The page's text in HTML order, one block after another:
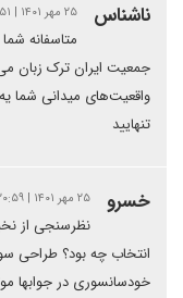
ناشناس ۲۵ مهر ۱۴۰۱ | ۲۰:۵۱
متاسفانه
جمعیت ایران ترک زبان می
واقعیت‌های میدانی شما
تنهایید
خسرو ۲۵ مهر ۱۴۰۱ | ۲۰:۵۹
نظرسنجی از
انتخاب چه بود؟ طراحی
خودسانسوری در جوابها